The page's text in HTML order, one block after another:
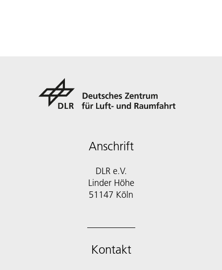
Anschrift
DLR e.V.
Linder Höhe
51147 Köln
Kontakt